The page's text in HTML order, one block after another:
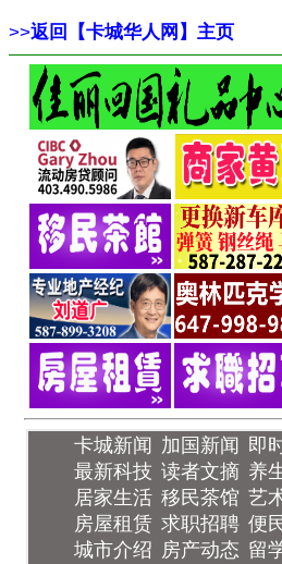
>>返回【卡城华人网】主页
卡城新闻 加国新闻 即
最新科技 读者文摘 养
居家生活 移民茶馆 艺
房屋租赁 求职招聘 便
城市介绍 房产动态 留